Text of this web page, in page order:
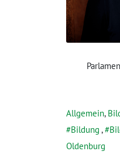
Allgemein,
Bildung ,
Oldenburg